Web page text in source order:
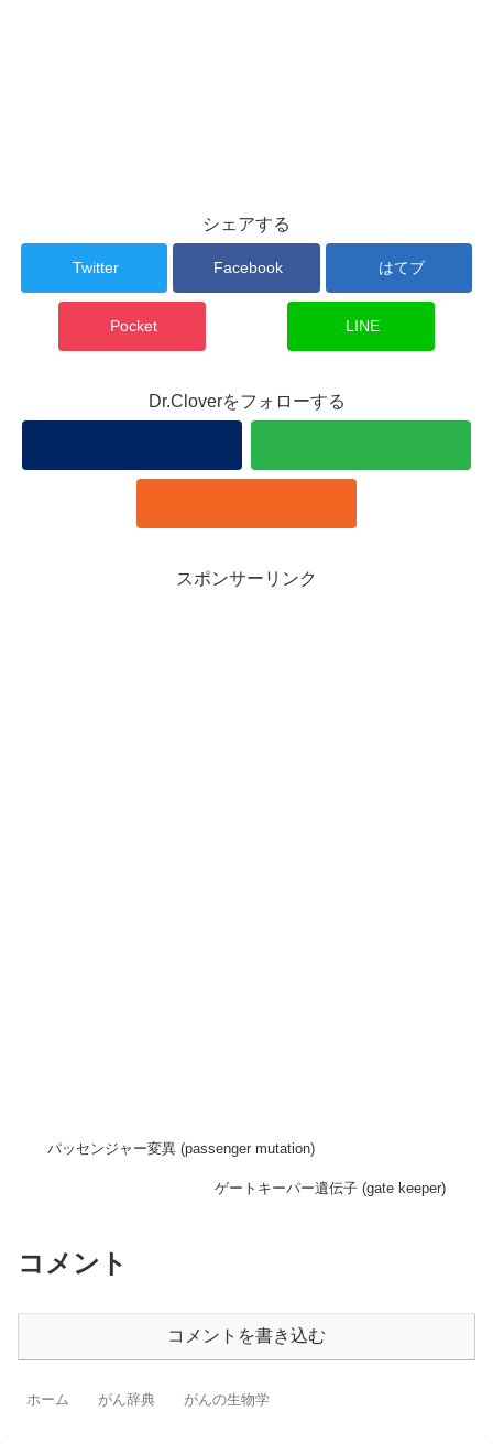
シェアする
Twitter Facebook はてブ
Pocket LINE
Dr.Cloverをフォローする
スポンサーリンク
パッセンジャー変異 (passenger mutation)
ゲートキーパー遺伝子 (gate keeper)
コメント
コメントを書き込む
ホーム がん辞典 がんの生物学